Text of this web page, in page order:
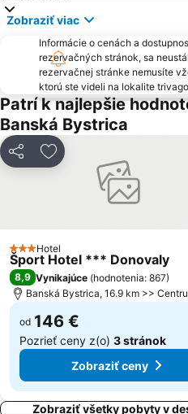
Folklórne slávnosti pod Poľanou
Mýto Ski Centrum
Kokava-Línia
Rozprávkový zámok
Rudlová
Šalková
Kammerhof - Baníctvo na Slovensku
Zobraziť viac
Informácie o cenách a
rezervačných stránok, sa
rezervačnej stránke nemusíte
ktorú ste videli na lokalite
Patrí k najlepšie
Banská Bystrica
ZdieľaťPridať do obľúbených
3 Počet hviezdičiek
Hotel
Šport Hotel *** Donovaly
8,9 Vynikajúce (hodnotenia: 867)
Banská Bystrica, 16.9 km >>
od 146 €
Pozrieť ceny z(o) 3 stránok
Zobraziť ceny
Zobraziť všetky pobyty v